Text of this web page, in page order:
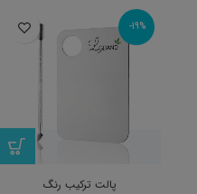
-19%
پالت ترکیب رنگ